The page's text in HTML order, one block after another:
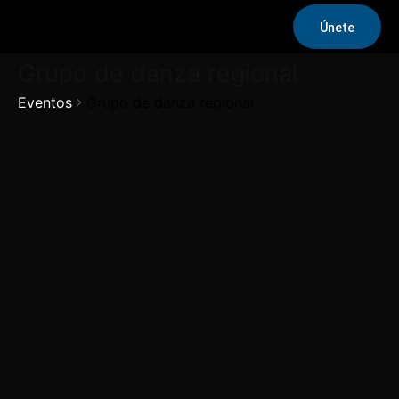
Únete
Eventos